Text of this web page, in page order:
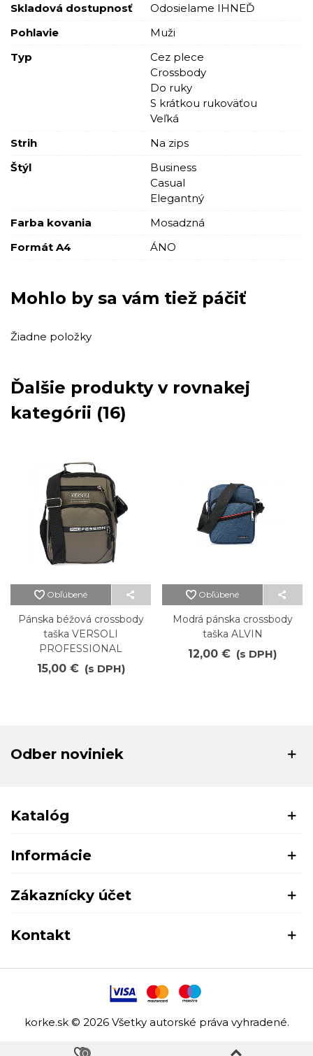
Skladová dostupnosť
Odosielame IHNEĎ
Pohlavie
Muži
Typ
Cez plece
Crossbody
Do ruky
S krátkou rukoväťou
Veľká
Strih
Na zips
Štýl
Business
Casual
Elegantný
Farba kovania
Mosadzná
Formát A4
ÁNO
Mohlo by sa vám tiež páčiť
Žiadne položky
Ďalšie produkty v rovnakej
kategórii (16)
Obľúbené
Pánska béžová crossbody
taška VERSOLI
PROFESSIONAL
15,00 € (s DPH)
Obľúbené
Modrá pánska crossbody
taška ALVIN
12,00 € (s DPH)
Odber noviniek
Katalóg
Informácie
Zákaznícky účet
Kontakt
korke.sk © 2026 Všetky autorské práva vyhradené.
0